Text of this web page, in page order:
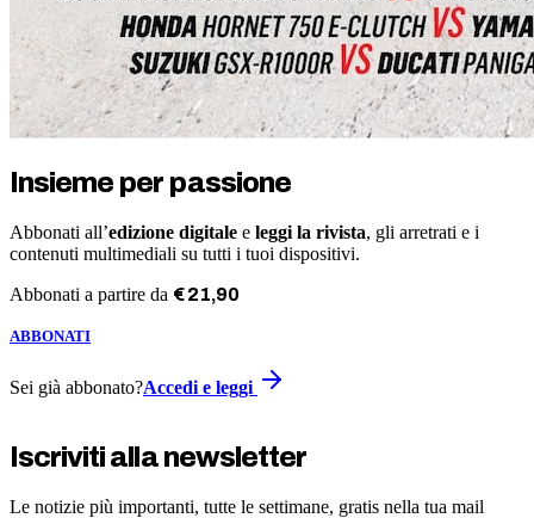
Insieme per passione
Abbonati all’edizione digitale e leggi la rivista, gli arretrati e i
contenuti multimediali su tutti i tuoi dispositivi.
Abbonati a partire da €21,90
ABBONATI
Sei già abbonato?Accedi e leggi
Iscriviti alla newsletter
Le notizie più importanti, tutte le settimane, gratis nella tua mail